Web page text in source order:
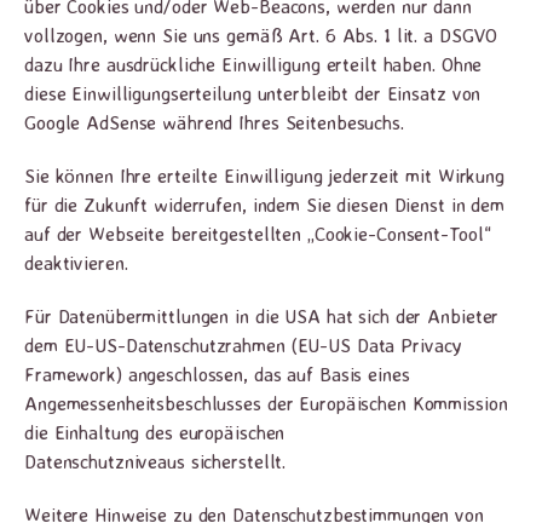
über Cookies und/oder Web-Beacons, werden nur dann
vollzogen, wenn Sie uns gemäß Art. 6 Abs. 1 lit. a DSGVO
dazu Ihre ausdrückliche Einwilligung erteilt haben. Ohne
diese Einwilligungserteilung unterbleibt der Einsatz von
Google AdSense während Ihres Seitenbesuchs.
Sie können Ihre erteilte Einwilligung jederzeit mit Wirkung
für die Zukunft widerrufen, indem Sie diesen Dienst in dem
auf der Webseite bereitgestellten „Cookie-Consent-Tool“
deaktivieren.
Für Datenübermittlungen in die USA hat sich der Anbieter
dem EU-US-Datenschutzrahmen (EU-US Data Privacy
Framework) angeschlossen, das auf Basis eines
Angemessenheitsbeschlusses der Europäischen Kommission
die Einhaltung des europäischen
Datenschutzniveaus sicherstellt.
Weitere Hinweise zu den Datenschutzbestimmungen von